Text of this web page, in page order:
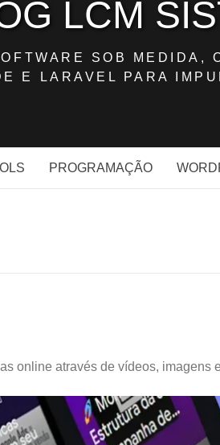
LCM
SOB MEDIDA,
E LARAVEL PARA
PROGRAMAÇÃO
online através de vídeos, imagens